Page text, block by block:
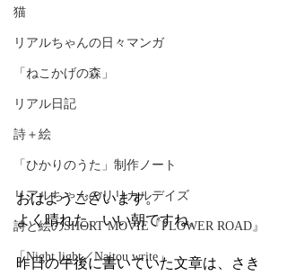
猫
リアルちゃんの日々マンガ
「ねこかげの森」
リアル日記
詩＋絵
「ひかりのうた」制作ノート
リアルちゃんのリリカルデイズ
詩と絵のSHORT MOVIE『FLOWER ROAD』
「Night light／Naitou write」
おはようございます。
よく晴れた、いい朝ですね。
昨日の午後に書いていた文章は、さき